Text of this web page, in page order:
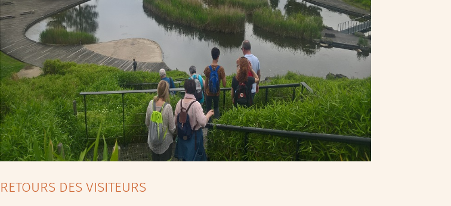
RETOURS DES VISITEURS